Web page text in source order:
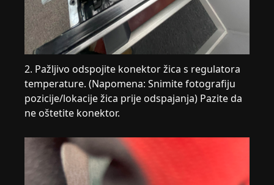
2. Pažljivo odspojite konektor žica s regulatora
temperature. (Napomena: Snimite fotografiju
pozicije/lokacije žica prije odspajanja) Pazite da
ne oštetite konektor.